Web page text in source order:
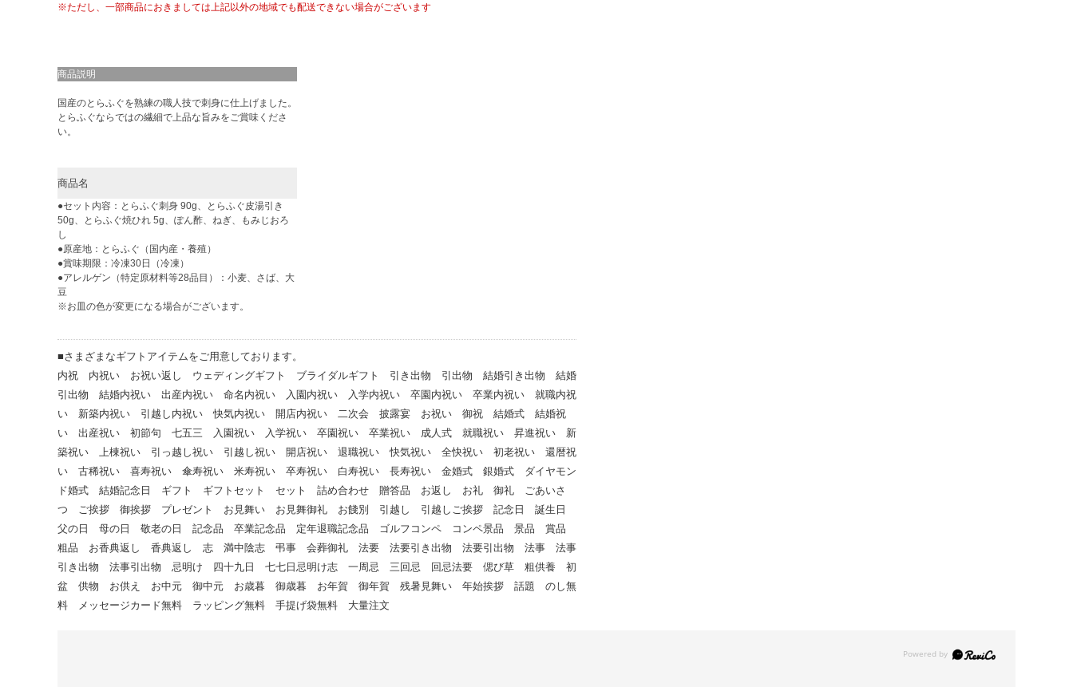
※ただし、一部商品におきましては上記以外の地域でも配送できない場合がございます
商品説明
国産のとらふぐを熟練の職人技で刺身に仕上げました。
とらふぐならではの繊細で上品な旨みをご賞味くださ
い。
商品名
●セット内容：とらふぐ刺身 90g、とらふぐ皮湯引き
50g、とらふぐ焼ひれ 5g、ぽん酢、ねぎ、もみじおろ
し
●原産地：とらふぐ（国内産・養殖）
●賞味期限：冷凍30日（冷凍）
●アレルゲン（特定原材料等28品目）：小麦、さば、大
豆
※お皿の色が変更になる場合がございます。
■さまざまなギフトアイテムをご用意しております。
内祝 内祝い お祝い返し ウェディングギフト ブライダルギフト 引き出物 引出物 結婚引き出物 結婚
引出物 結婚内祝い 出産内祝い 命名内祝い 入園内祝い 入学内祝い 卒園内祝い 卒業内祝い 就職内祝
い 新築内祝い 引越し内祝い 快気内祝い 開店内祝い 二次会 披露宴 お祝い 御祝 結婚式 結婚祝
い 出産祝い 初節句 七五三 入園祝い 入学祝い 卒園祝い 卒業祝い 成人式 就職祝い 昇進祝い 新
築祝い 上棟祝い 引っ越し祝い 引越し祝い 開店祝い 退職祝い 快気祝い 全快祝い 初老祝い 還暦祝
い 古稀祝い 喜寿祝い 傘寿祝い 米寿祝い 卒寿祝い 白寿祝い 長寿祝い 金婚式 銀婚式 ダイヤモン
ド婚式 結婚記念日 ギフト ギフトセット セット 詰め合わせ 贈答品 お返し お礼 御礼 ごあいさ
つ ご挨拶 御挨拶 プレゼント お見舞い お見舞御礼 お餞別 引越し 引越しご挨拶 記念日 誕生日
父の日 母の日 敬老の日 記念品 卒業記念品 定年退職記念品 ゴルフコンペ コンペ景品 景品 賞品
粗品 お香典返し 香典返し 志 満中陰志 弔事 会葬御礼 法要 法要引き出物 法要引出物 法事 法事
引き出物 法事引出物 忌明け 四十九日 七七日忌明け志 一周忌 三回忌 回忌法要 偲び草 粗供養 初
盆 供物 お供え お中元 御中元 お歳暮 御歳暮 お年賀 御年賀 残暑見舞い 年始挨拶 話題 のし無
料 メッセージカード無料 ラッピング無料 手提げ袋無料 大量注文